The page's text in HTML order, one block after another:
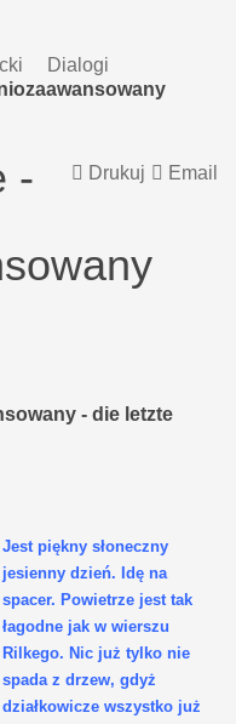
Dialogi
Email
Drukuj
-
- die letzte
Jest piękny słoneczny
jesienny dzień. Idę na
spacer. Powietrze jest tak
łagodne jak w wierszu
Rilkego. Nic już tylko nie
spada z drzew, gdyż
działkowicze wszystko już